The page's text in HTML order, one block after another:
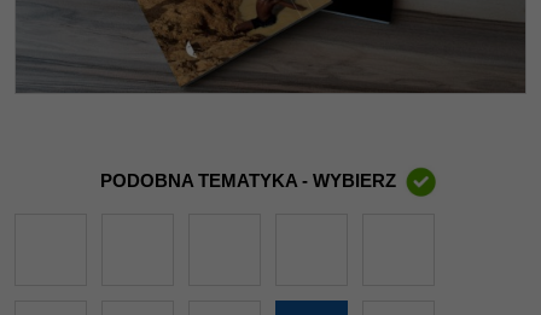
PODOBNA TEMATYKA - WYBIERZ